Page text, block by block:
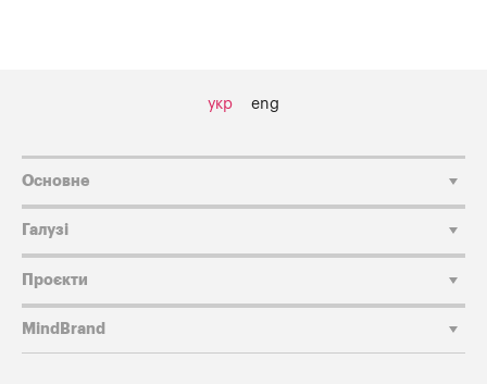
укр eng
Основне
Галузі
Проєкти
MindBrand